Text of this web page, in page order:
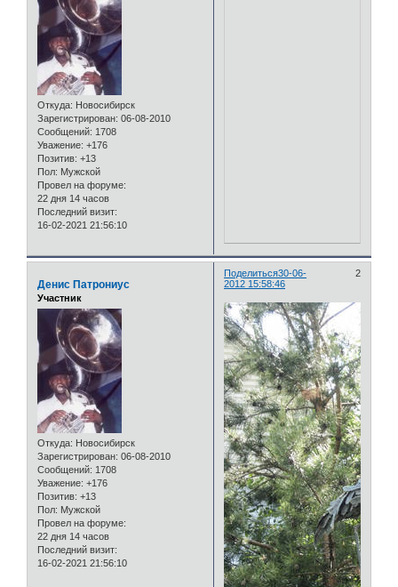
Откуда: Новосибирск
Зарегистрирован: 06-08-2010
Сообщений: 1708
Уважение: +176
Позитив: +13
Пол: Мужской
Провел на форуме:
22 дня 14 часов
Последний визит:
16-02-2021 21:56:10
Поделиться 2
30-06-
2012 15:58:46
Денис Патрониус
Участник
Откуда: Новосибирск
Зарегистрирован: 06-08-2010
Сообщений: 1708
Уважение: +176
Позитив: +13
Пол: Мужской
Провел на форуме:
22 дня 14 часов
Последний визит:
16-02-2021 21:56:10